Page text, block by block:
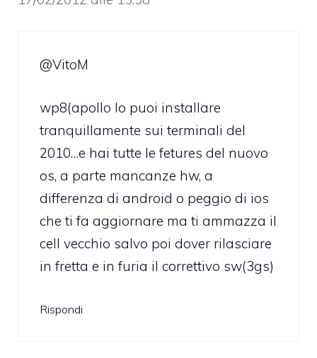
@VitoM
wp8(apollo lo puoi installare
tranquillamente sui terminali del
2010…e hai tutte le fetures del nuovo
os, a parte mancanze hw, a
differenza di android o peggio di ios
che ti fa aggiornare ma ti ammazza il
cell vecchio salvo poi dover rilasciare
in fretta e in furia il correttivo sw(3gs)
Rispondi